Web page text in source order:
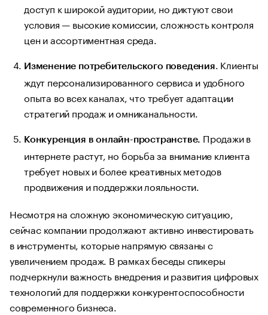
доступ к широкой аудитории, но диктуют свои
условия — высокие комиссии, сложность контроля
цен и ассортиментная среда.
Изменение потребительского поведения. Клиенты
ждут персонализированного сервиса и удобного
опыта во всех каналах, что требует адаптации
стратегий продаж и омниканальности.
Конкуренция в онлайн-пространстве. Продажи в
интернете растут, но борьба за внимание клиента
требует новых и более креативных методов
продвижения и поддержки лояльности.
Несмотря на сложную экономическую ситуацию,
сейчас компании продолжают активно инвестировать
в инструменты, которые напрямую связаны с
увеличением продаж. В рамках беседы спикеры
подчеркнули важность внедрения и развития цифровых
технологий для поддержки конкурентоспособности
современного бизнеса.